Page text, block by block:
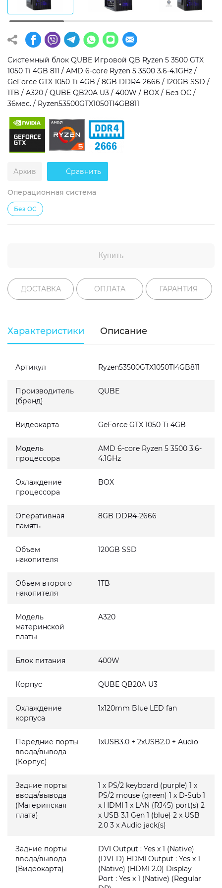
Операционная система
Windows 11 Home
Windows 11 Pro
Без ОС
Тип накопителя
SSD
HDD
SSD + HDD
Дополнительно
RGB-подсветка
Разблокированный множитель CPU
Сверхбыстрый M.2 SSD NVME
Системный блок QUBE Игровой QB Ryzen 5 3500 GTX
1050 Ti 4GB 811 / AMD 6-core Ryzen 5 3500 3.6-4.1GHz /
GeForce GTX 1050 Ti 4GB / 8GB DDR4-2666 / 120GB SSD /
1TB / A320 / QUBE QB20A U3 / 400W / BOX / Без ОС /
36мес. / Ryzen53500GTX1050TI4GB811
Архив Сравнить
Операционная система
Без ОС
Купить
ДОСТАВКА ОПЛАТА ГАРАНТИЯ
Характеристики Описание
Артикул Ryzen53500GTX1050TI4GB811
Производитель
(бренд)
QUBE
Видеокарта GeForce GTX 1050 Ti 4GB
Модель
процессора
AMD 6-core Ryzen 5 3500 3.6-
4.1GHz
Охлаждение
процессора
BOX
Оперативная
память
8GB DDR4-2666
Объем
накопителя
120GB SSD
Объем второго
накопителя
1TB
Модель
материнской
платы
A320
Блок питания 400W
Корпус QUBE QB20A U3
Охлаждение
корпуса
1x120mm Blue LED fan
Передние порты
ввода/вывода
(Корпус)
1xUSB3.0 + 2xUSB2.0 + Audio
Задние порты
ввода/вывода
(Материнская
плата)
1 x PS/2 keyboard (purple) 1 x
PS/2 mouse (green) 1 x D-Sub 1
x HDMI 1 x LAN (RJ45) port(s) 2
x USB 3.1 Gen 1 (blue) 2 x USB
2.0 3 x Audio jack(s)
Задние порты
ввода/вывода
(Видеокарта)
DVI Output : Yes x 1 (Native)
(DVI-D) HDMI Output : Yes x 1
(Native) (HDMI 2.0) Display
Port : Yes x 1 (Native) (Regular